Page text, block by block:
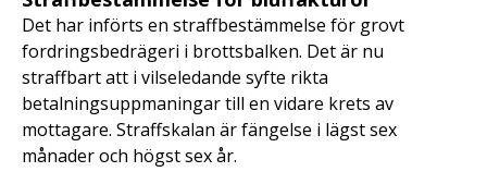
Det har införts en straffbestämmelse för grovt
fordringsbedrägeri i brottsbalken. Det är nu
straffbart att i vilseledande syfte rikta
betalningsuppmaningar till en vidare krets av
mottagare. Straffskalan är fängelse i lägst sex
månader och högst sex år.